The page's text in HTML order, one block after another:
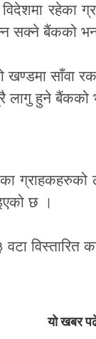
रहेका
सक्ने बैंकको
खण्डमा साँवा
लागु हुने
ग्राहकहरुको
छ ।
विस्तारित
यो खबर